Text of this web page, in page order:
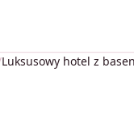
Luksusowy hotel z